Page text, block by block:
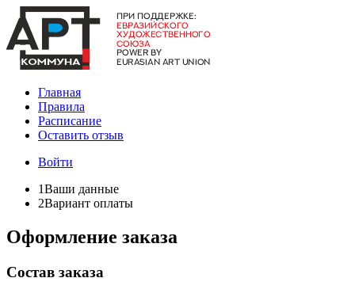
Главная
Правила
Расписание
Оставить отзыв
Войти
1Ваши данные
2Вариант оплаты
Оформление заказа
Состав заказа